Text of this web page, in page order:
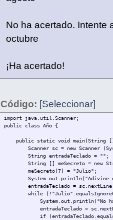
No ha acertado. Intente
octubre
¡Ha acertado!
Código: [Seleccionar]
import java.util.Scanner;
public class Año {
public static void main(String
Scanner sc = new Scanner
String entradaTeclado = "";
String [] meSecreto = new
meSecreto[7] = "Julio";
System.out.println("Adivine el
entradaTeclado =
while
System.out.println("No ha
entradaTeclado =
if